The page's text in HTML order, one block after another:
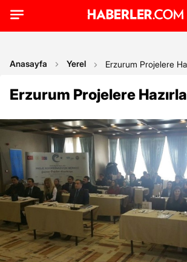
Anasayfa Yerel Erzurum Projelere
Erzurum Projelere